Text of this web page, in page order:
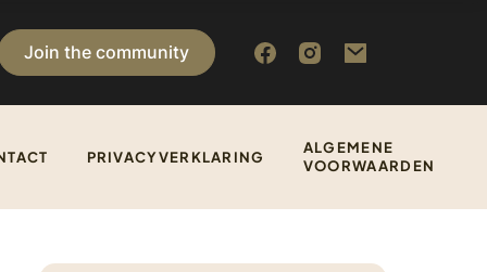
Join the community
PRIVACYVERKLARING
ALGEMENE
VOORWAARDEN